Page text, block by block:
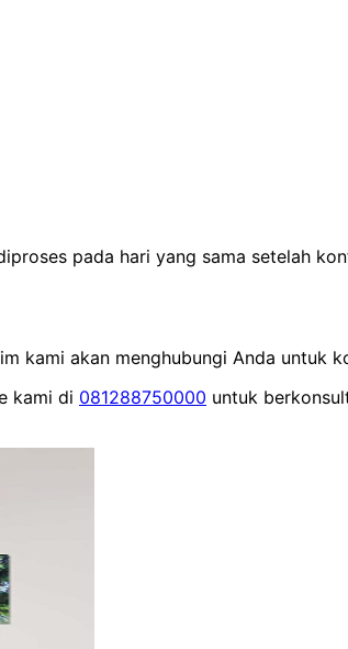
pada hari yang sama setelah
kami akan menghubungi Anda untuk
kami di 081288750000 untuk